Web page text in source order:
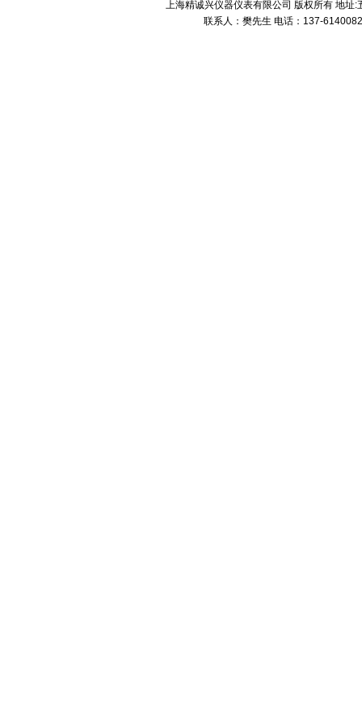
上海精诚兴仪器仪表有限公司 版权所有 地
联系人：樊先生 电话：137-